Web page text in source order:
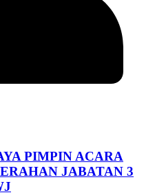
PIMPIN ACARA
JABATAN 3